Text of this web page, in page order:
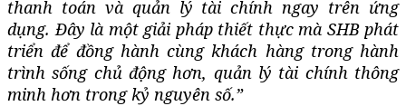
thanh toán và quản lý tài chính ngay trên ứng
dụng. Đây là một giải pháp thiết thực mà SHB phát
triển để đồng hành cùng khách hàng trong hành
trình sống chủ động hơn, quản lý tài chính thông
minh hơn trong kỷ nguyên số.”